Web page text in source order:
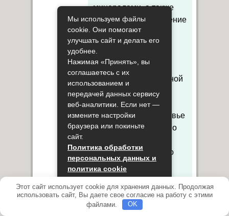
минералами, а также
ограничить потребление
соленых и жирных
продуктов питания.
4. Необходимо
заниматься регулярной
физической
активностью, чтобы
поддерживать здоровье
сердца. Это особенно
которым необходимо
похудеть, но они не
должны пытаться
делать это мгновенно.
5. Необходимо следить
Мы используем файлы
cookie. Они помогают
улучшать сайт и делать его
удобнее.
Нажимая «Принять», вы
соглашаетесь с их
использованием и
передачей данных сервису
веб-аналитики. Если нет —
измените настройки
браузера или покиньте
сайт.
Политика обработки
персональных данных и
политика cookie
Принять
Этот сайт использует cookie для хранения данных. Продолжая
использовать сайт, Вы даете свое согласие на работу с этими
файлами.
OK